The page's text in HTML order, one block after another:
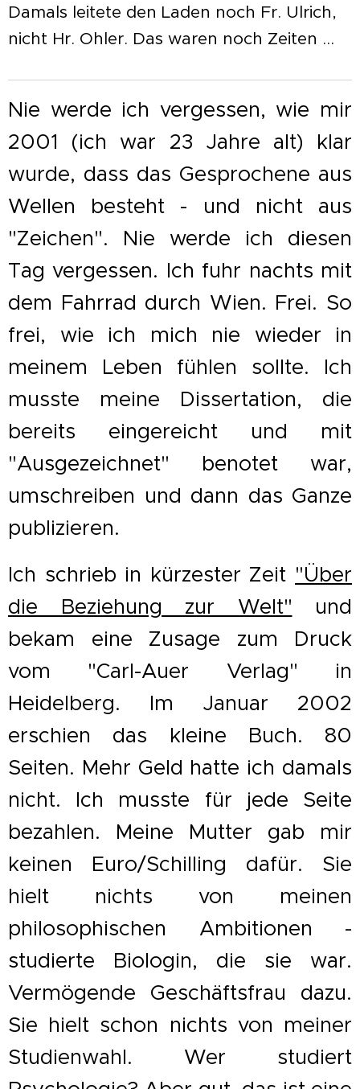
Damals leitete den Laden noch Fr. Ulrich,
nicht Hr. Ohler. Das waren noch Zeiten ...
Nie werde ich vergessen, wie mir
2001 (ich war 23 Jahre alt) klar
wurde, dass das Gesprochene aus
Wellen besteht - und nicht aus
"Zeichen". Nie werde ich diesen
Tag vergessen. Ich fuhr nachts mit
dem Fahrrad durch Wien. Frei. So
frei, wie ich mich nie wieder in
meinem Leben fühlen sollte. Ich
musste meine Dissertation, die
bereits eingereicht und mit
"Ausgezeichnet" benotet war,
umschreiben und dann das Ganze
publizieren.
Ich schrieb in kürzester Zeit "Über
die Beziehung zur Welt" und
bekam eine Zusage zum Druck
vom "Carl-Auer Verlag" in
Heidelberg. Im Januar 2002
erschien das kleine Buch. 80
Seiten. Mehr Geld hatte ich damals
nicht. Ich musste für jede Seite
bezahlen. Meine Mutter gab mir
keinen Euro/Schilling dafür. Sie
hielt nichts von meinen
philosophischen Ambitionen -
studierte Biologin, die sie war.
Vermögende Geschäftsfrau dazu.
Sie hielt schon nichts von meiner
Studienwahl. Wer studiert